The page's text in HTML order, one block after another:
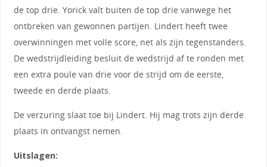
de top drie. Yorick valt buiten de top drie vanwege het
ontbreken van gewonnen partijen. Lindert heeft twee
overwinningen met volle score, net als zijn tegenstanders.
De wedstrijdleiding besluit de wedstrijd af te ronden met
een extra poule van drie voor de strijd om de eerste,
tweede en derde plaats.
De verzuring slaat toe bij Lindert. Hij mag trots zijn derde
plaats in ontvangst nemen.
Uitslagen: